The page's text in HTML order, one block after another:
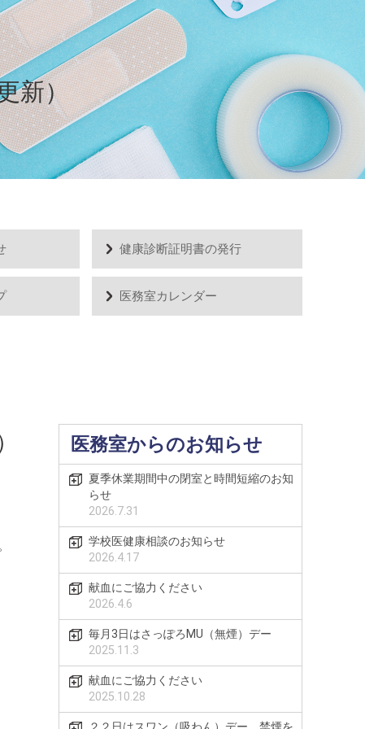
新）
健康診断証明書の発行
医務室カレンダー
医務室からのお知らせ
夏季休業期間中の閉室と時間短縮のお知
らせ
2026.7.31
学校医健康相談のお知らせ
2026.4.17
献血にご協力ください
2026.4.6
毎月3日はさっぽろMU（無煙）デー
2025.11.3
献血にご協力ください
2025.10.28